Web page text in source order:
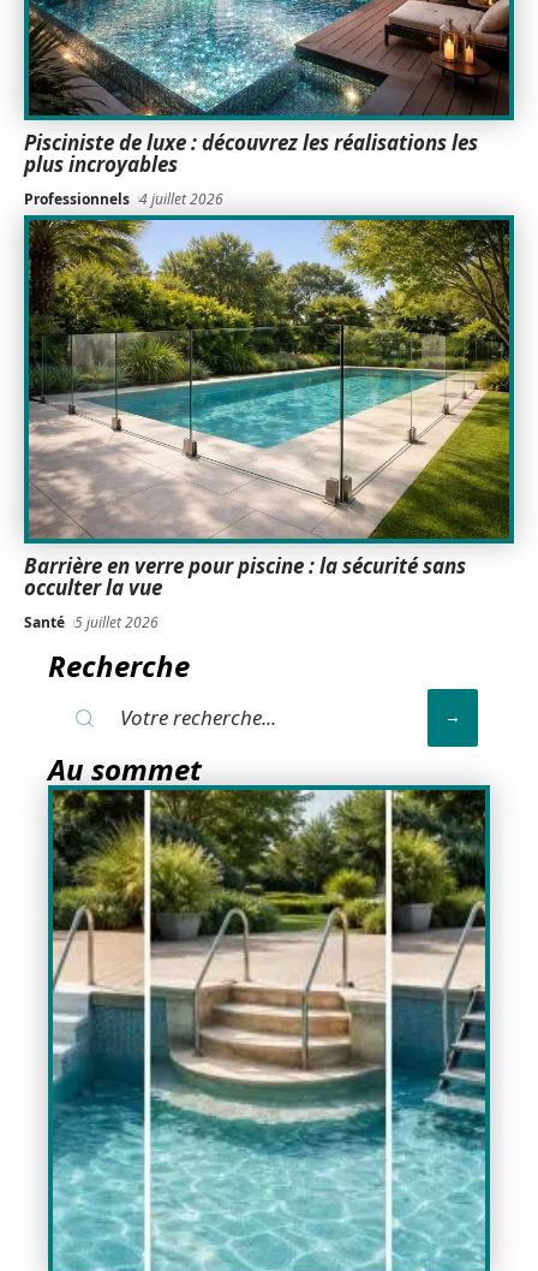
Pisciniste de luxe : découvrez les réalisations les
plus incroyables
Professionnels 4 juillet 2026
Barrière en verre pour piscine : la sécurité sans
occulter la vue
Santé 5 juillet 2026
Recherche
Au sommet